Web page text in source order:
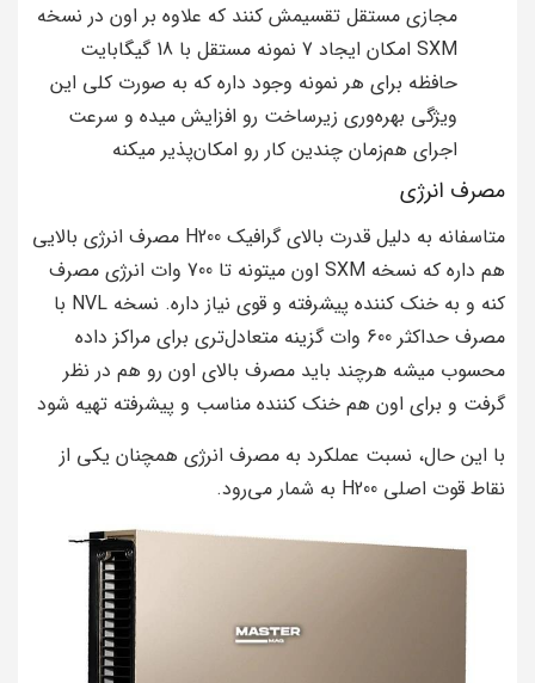
مجازی مستقل تقسیمش کنند که علاوه بر اون در نسخه
SXM امکان ایجاد 7 نمونه مستقل با 18 گیگابایت
حافظه برای هر نمونه وجود داره که به صورت کلی این
ویژگی بهره‌وری زیرساخت رو افزایش میده و سرعت
اجرای هم‌زمان چندین کار رو امکان‌پذیر میکنه
مصرف انرژی
متاسفانه به دلیل قدرت بالای گرافیک H200 مصرف انرژی بالایی
هم داره که نسخه SXM اون میتونه تا 700 وات انرژی مصرف
کنه و به خنک کننده پیشرفته و قوی نیاز داره. نسخه NVL با
مصرف حداکثر 600 وات گزینه متعادل‌تری برای مراکز داده
محسوب میشه هرچند باید مصرف بالای اون رو هم در نظر
گرفت و برای اون هم خنک کننده مناسب و پیشرفته تهیه شود
با این حال، نسبت عملکرد به مصرف انرژی همچنان یکی از
نقاط قوت اصلی H200 به شمار می‌رود.